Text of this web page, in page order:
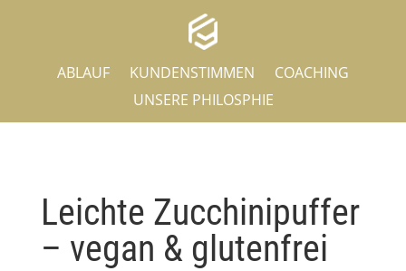
ABLAUF KUNDENSTIMMEN
COACHING
UNSERE PHILOSPHIE
Leichte Zucchinipuffer
– vegan & glutenfrei